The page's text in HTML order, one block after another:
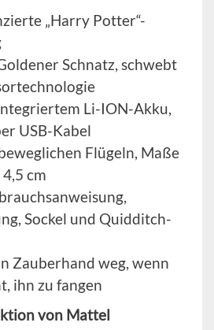
„Harry Potter“-
Schnatz, schwebt
Li-ION-Akku,
USB-Kabel
Flügeln, Maße
cm
Sockel und Quidditch-
Zauberhand weg, wenn
ihn zu fangen
von Mattel